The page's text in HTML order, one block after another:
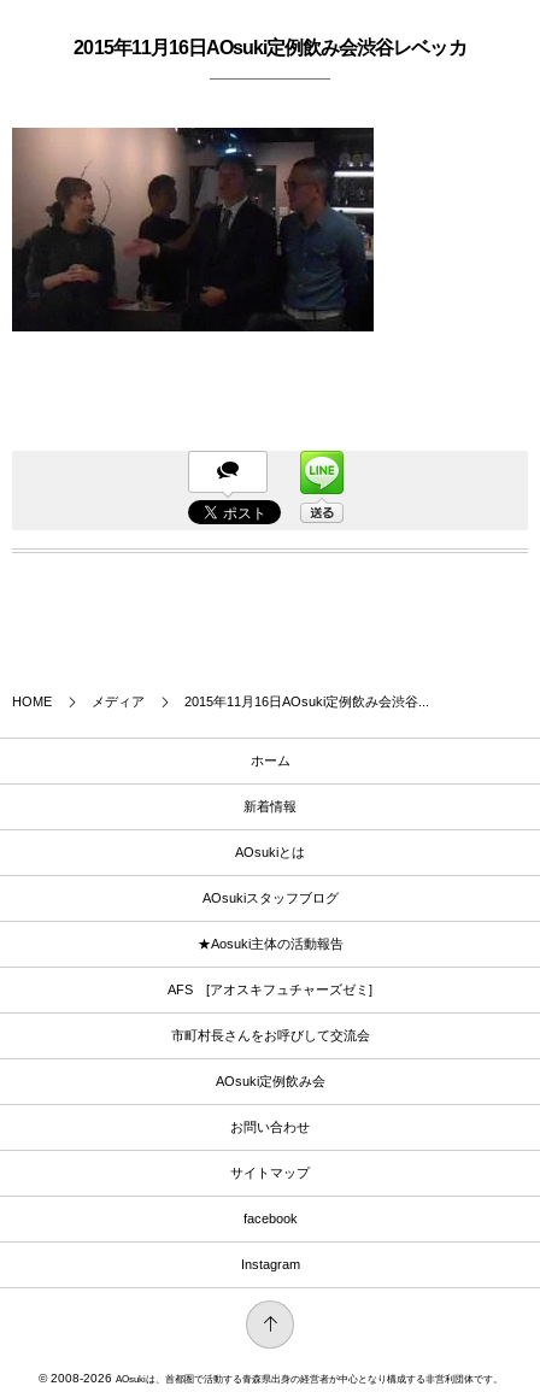
2015年11月16日AOsuki定例飲み会渋谷レベッカ
HOME メディア 2015年11月16日AOsuki定例飲み会渋谷...
ホーム
新着情報
AOsukiとは
AOsukiスタッフブログ
★Aosuki主体の活動報告
AFS [アオスキフュチャーズゼミ]
市町村長さんをお呼びして交流会
AOsuki定例飲み会
お問い合わせ
サイトマップ
facebook
Instagram
© 2008-2026 AOsukiは、首都圏で活動する青森県出身の経営者が中心となり構成する非営利団体です。